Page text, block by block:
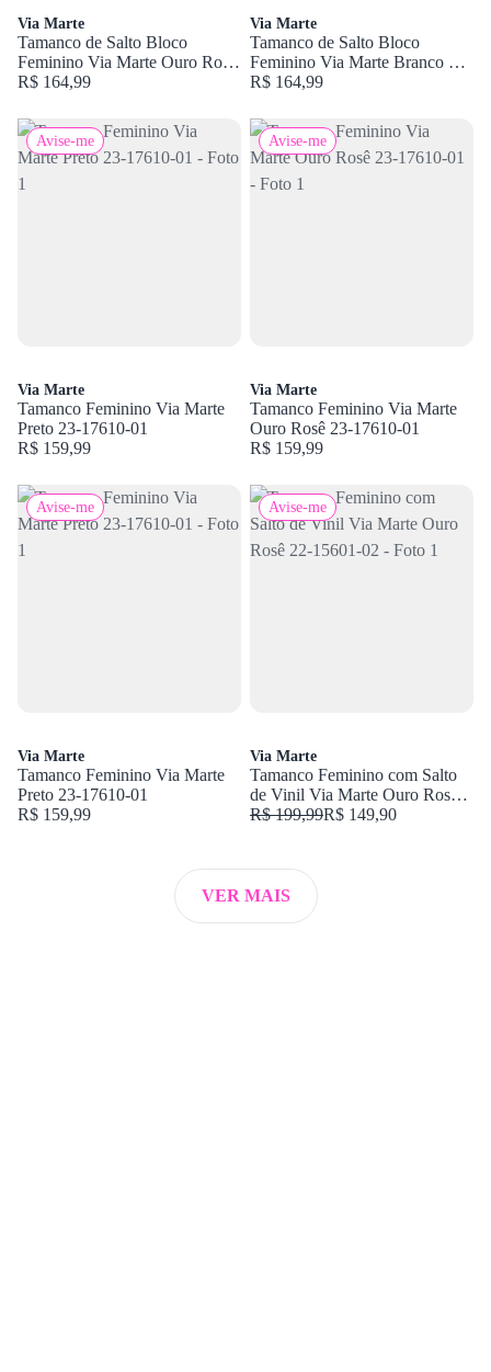
Via Marte
Tamanco de Salto Bloco
Feminino Via Marte Ouro Rosê
23-20801-01
R$ 164,99
Via Marte
Tamanco de Salto Bloco
Feminino Via Marte Branco 23-
20801-01
R$ 164,99
Avise-me
Via Marte
Tamanco Feminino Via Marte
Preto 23-17610-01
R$ 159,99
Avise-me
Via Marte
Tamanco Feminino Via Marte
Ouro Rosê 23-17610-01
R$ 159,99
Avise-me
Via Marte
Tamanco Feminino Via Marte
Preto 23-17610-01
R$ 159,99
Avise-me
Via Marte
Tamanco Feminino com Salto
de Vinil Via Marte Ouro Rosê
22-15601-02
R$ 199,99R$ 149,90
VER MAIS